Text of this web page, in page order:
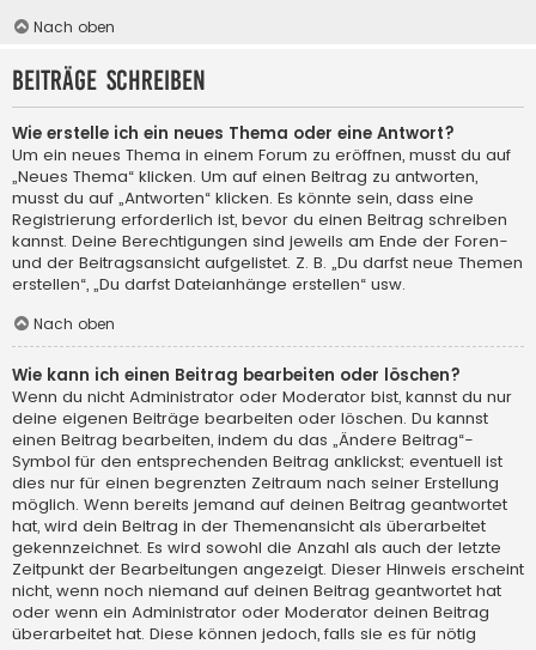
Nach oben
Beiträge schreiben
Wie erstelle ich ein neues Thema oder eine Antwort?
Um ein neues Thema in einem Forum zu eröffnen, musst du auf
„Neues Thema“ klicken. Um auf einen Beitrag zu antworten,
musst du auf „Antworten“ klicken. Es könnte sein, dass eine
Registrierung erforderlich ist, bevor du einen Beitrag schreiben
kannst. Deine Berechtigungen sind jeweils am Ende der Foren-
und der Beitragsansicht aufgelistet. Z. B. „Du darfst neue Themen
erstellen“, „Du darfst Dateianhänge erstellen“ usw.
Nach oben
Wie kann ich einen Beitrag bearbeiten oder löschen?
Wenn du nicht Administrator oder Moderator bist, kannst du nur
deine eigenen Beiträge bearbeiten oder löschen. Du kannst
einen Beitrag bearbeiten, indem du das „Ändere Beitrag“-
Symbol für den entsprechenden Beitrag anklickst; eventuell ist
dies nur für einen begrenzten Zeitraum nach seiner Erstellung
möglich. Wenn bereits jemand auf deinen Beitrag geantwortet
hat, wird dein Beitrag in der Themenansicht als überarbeitet
gekennzeichnet. Es wird sowohl die Anzahl als auch der letzte
Zeitpunkt der Bearbeitungen angezeigt. Dieser Hinweis erscheint
nicht, wenn noch niemand auf deinen Beitrag geantwortet hat
oder wenn ein Administrator oder Moderator deinen Beitrag
überarbeitet hat. Diese können jedoch, falls sie es für nötig